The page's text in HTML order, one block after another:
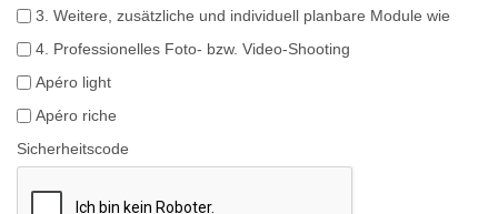
3. Weitere, zusätzliche und individuell planbare Module wie
4. Professionelles Foto- bzw. Video-Shooting
Apéro light
Apéro riche
Sicherheitscode